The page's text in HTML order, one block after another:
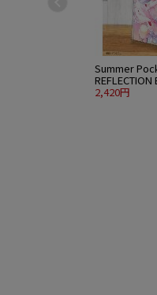
Summer
REFLECTION
鴎 アクリル
2,420円